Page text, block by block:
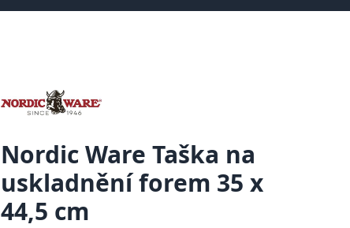
Nordic Ware Taška na
uskladnění forem 35 x
44,5 cm